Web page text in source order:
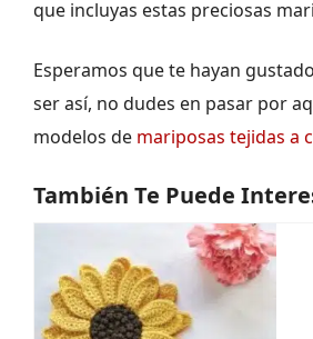
que incluyas estas preciosas
Esperamos que te hayan
ser así, no dudes en pasar por
modelos de mariposas tejidas a
También Te Puede